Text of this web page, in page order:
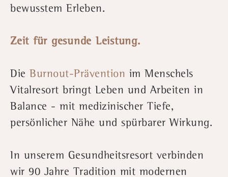
bewusstem Erleben.
Zeit für gesunde Leistung.
Die Burnout-Prävention im Menschels
Vitalresort bringt Leben und Arbeiten in
Balance - mit medizinischer Tiefe,
persönlicher Nähe und spürbarer Wirkung.
In unserem Gesundheitsresort verbinden
wir 90 Jahre Tradition mit modernen